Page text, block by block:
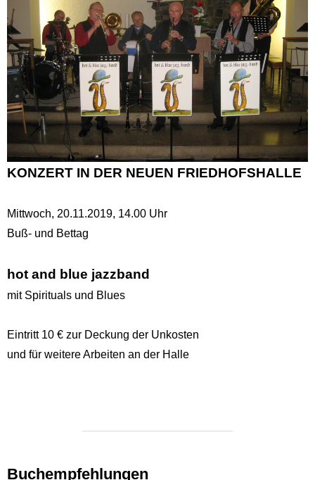
KONZERT IN DER NEUEN FRIEDHOFSHALLE
Mittwoch, 20.11.2019, 14.00 Uhr
Buß- und Bettag
hot and blue jazzband
mit Spirituals und Blues
Eintritt 10 € zur Deckung der Unkosten
und für weitere Arbeiten an der Halle
Buchempfehlungen